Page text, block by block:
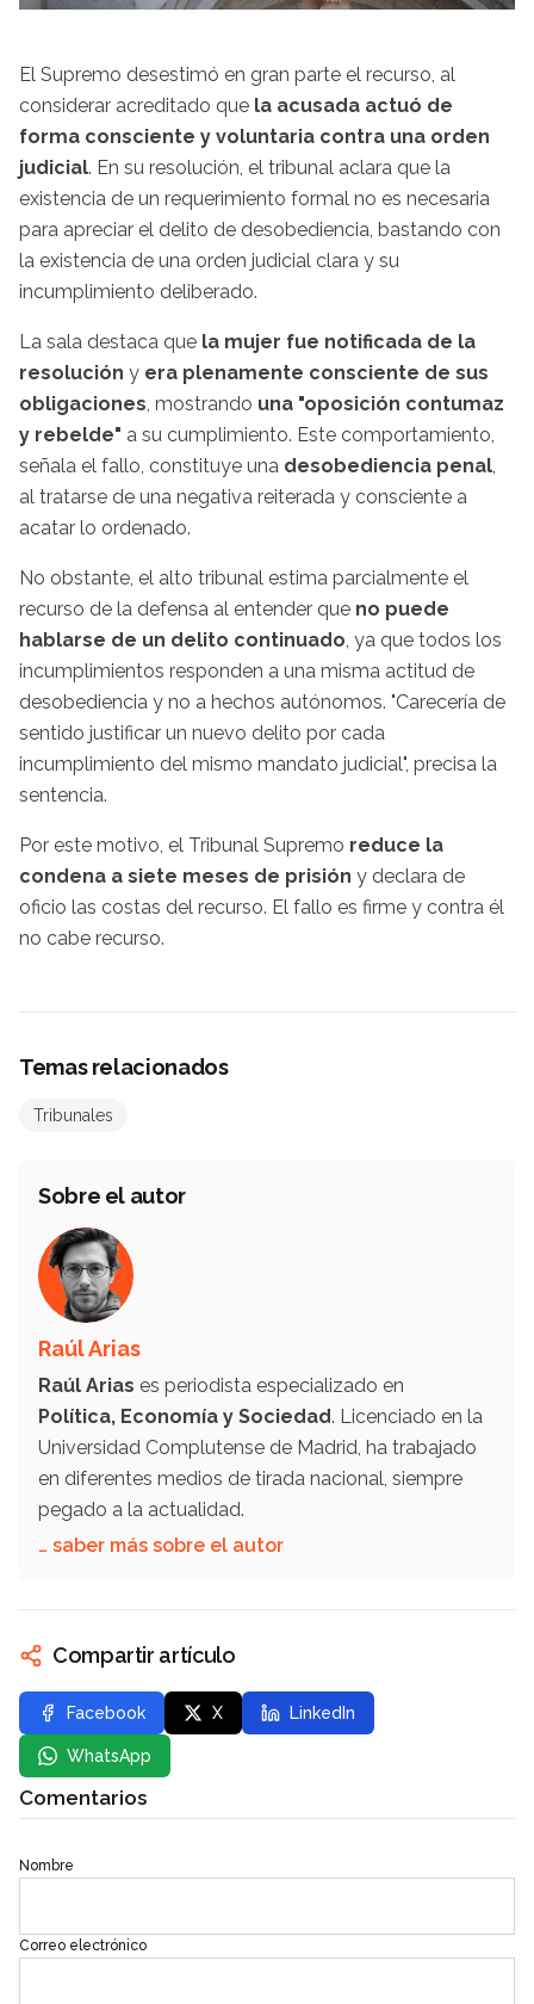
El Supremo desestimó en gran parte el recurso, al
considerar acreditado que la acusada actuó de
forma consciente y voluntaria contra una orden
judicial. En su resolución, el tribunal aclara que la
existencia de un requerimiento formal no es necesaria
para apreciar el delito de desobediencia, bastando con
la existencia de una orden judicial clara y su
incumplimiento deliberado.
La sala destaca que la mujer fue notificada de la
resolución y era plenamente consciente de sus
obligaciones, mostrando una "oposición contumaz
y rebelde" a su cumplimiento. Este comportamiento,
señala el fallo, constituye una desobediencia penal,
al tratarse de una negativa reiterada y consciente a
acatar lo ordenado.
No obstante, el alto tribunal estima parcialmente el
recurso de la defensa al entender que no puede
hablarse de un delito continuado, ya que todos los
incumplimientos responden a una misma actitud de
desobediencia y no a hechos autónomos. "Carecería de
sentido justificar un nuevo delito por cada
incumplimiento del mismo mandato judicial", precisa la
sentencia.
Por este motivo, el Tribunal Supremo reduce la
condena a siete meses de prisión y declara de
oficio las costas del recurso. El fallo es firme y contra él
no cabe recurso.
Temas relacionados
Tribunales
Sobre el autor
Raúl Arias
Raúl Arias es periodista especializado en
Política, Economía y Sociedad. Licenciado en la
Universidad Complutense de Madrid, ha trabajado
en diferentes medios de tirada nacional, siempre
pegado a la actualidad.
… saber más sobre el autor
Compartir artículo
Facebook X LinkedIn
WhatsApp
Comentarios
Nombre
Correo electrónico